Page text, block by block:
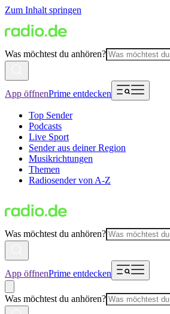
Zum Inhalt springen
Was möchtest du anhören?
App öffnenPrime entdecken
Top Sender
Podcasts
Live Sport
Sender aus deiner Region
Musikrichtungen
Themen
Radiosender von A-Z
Was möchtest du anhören?
App öffnenPrime entdecken
Was möchtest du anhören?